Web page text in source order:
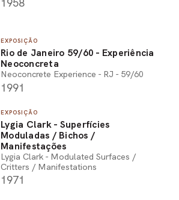
EXPOSIÇÃO
Rio de Janeiro 59/60 - Experiência
Neoconcreta
Neoconcrete Experience - RJ - 59/60
1991
EXPOSIÇÃO
Lygia Clark - Superfícies
Moduladas / Bichos /
Manifestações
Lygia Clark - Modulated Surfaces /
Critters / Manifestations
1971